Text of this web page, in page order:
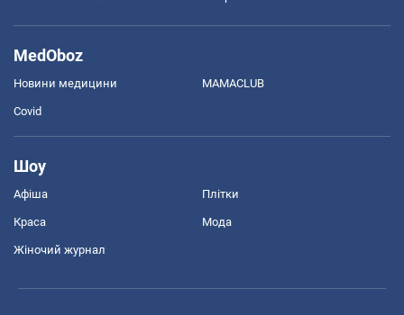
MedOboz
Новини медицини MAMACLUB
Covid
Шоу
Афіша Плітки
Краса Мода
Жіночий журнал